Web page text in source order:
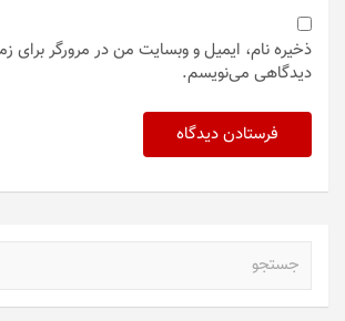
ذخیره نام، ایمیل و وبسایت من در مرورگر برای
دیدگاهی می‌نویسم.